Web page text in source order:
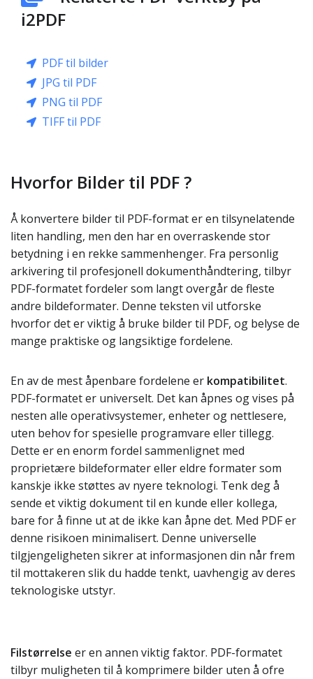
i2PDF
PDF til bilder
JPG til PDF
PNG til PDF
TIFF til PDF
Hvorfor Bilder til PDF ?
Å konvertere bilder til PDF-format er en tilsynelatende
liten handling, men den har en overraskende stor
betydning i en rekke sammenhenger. Fra personlig
arkivering til profesjonell dokumenthåndtering, tilbyr
PDF-formatet fordeler som langt overgår de fleste
andre bildeformater. Denne teksten vil utforske
hvorfor det er viktig å bruke bilder til PDF, og belyse de
mange praktiske og langsiktige fordelene.
En av de mest åpenbare fordelene er kompatibilitet.
PDF-formatet er universelt. Det kan åpnes og vises på
nesten alle operativsystemer, enheter og nettlesere,
uten behov for spesielle programvare eller tillegg.
Dette er en enorm fordel sammenlignet med
proprietære bildeformater eller eldre formater som
kanskje ikke støttes av nyere teknologi. Tenk deg å
sende et viktig dokument til en kunde eller kollega,
bare for å finne ut at de ikke kan åpne det. Med PDF er
denne risikoen minimalisert. Denne universelle
tilgjengeligheten sikrer at informasjonen din når frem
til mottakeren slik du hadde tenkt, uavhengig av deres
teknologiske utstyr.
Filstørrelse er en annen viktig faktor. PDF-formatet
tilbyr muligheten til å komprimere bilder uten å ofre